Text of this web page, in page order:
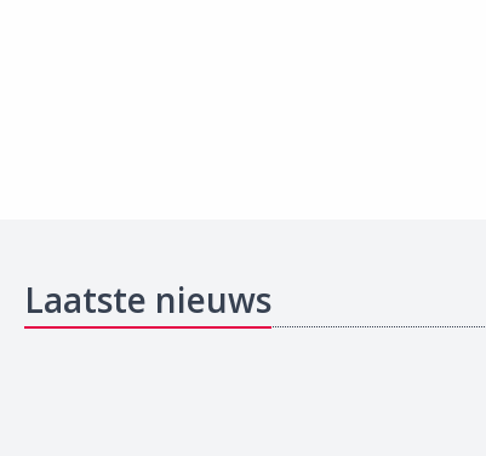
Laatste nieuws